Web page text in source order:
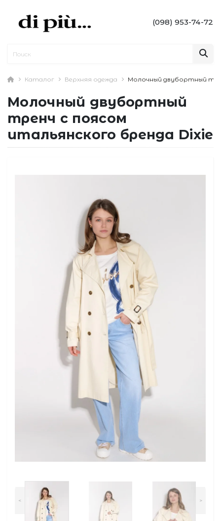
(098) 953-74-72
Каталог Верхняя одежда Молочный двубортный
Молочный двубортный
тренч с поясом
итальянского бренда Dixie
< >